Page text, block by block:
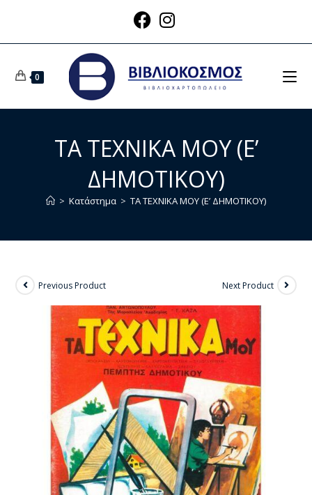
0
ΤΑ ΤΕΧΝΙΚΑ ΜΟΥ (Ε’
ΔΗΜΟΤΙΚΟΥ)
> Κατάστημα > ΤΑ ΤΕΧΝΙΚΑ ΜΟΥ (Ε’ ΔΗΜΟΤΙΚΟΥ)
Previous Product Next Product